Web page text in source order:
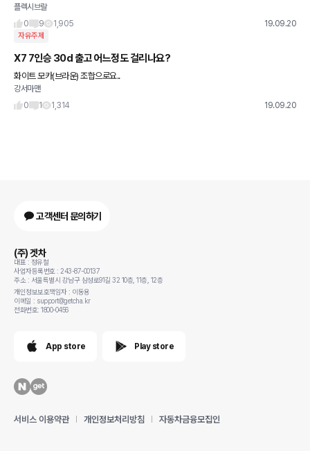
현재는 15년식 k3 20만키로 뛴 차로 운행중이에요. 차량은 셀토스 노블레스 나 소나타
하이브리드 프리미
플렉시브랄
0
9 1,905 19.09.20
자유주제
X7 7인승 30d 출고 어느정도 걸리나요?
화이트 모카(브라운) 조합으로요..
강서마맨
0
1 1,314 19.09.20
고객센터 문의하기
(주) 겟차
대표 : 정유철
사업자등록번호 : 243-87-00137
주소 : 서울특별시 강남구 삼성로91길 32 10층, 11층, 12층
개인정보보호책임자 : 이동용
이메일 : support@getcha.kr
전화번호: 1800-0456
App store Play store
서비스 이용약관 개인정보처리방침 자동차금융모집인